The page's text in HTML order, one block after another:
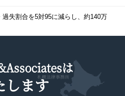
過失割合を5対95に減らし、約140万
は
します